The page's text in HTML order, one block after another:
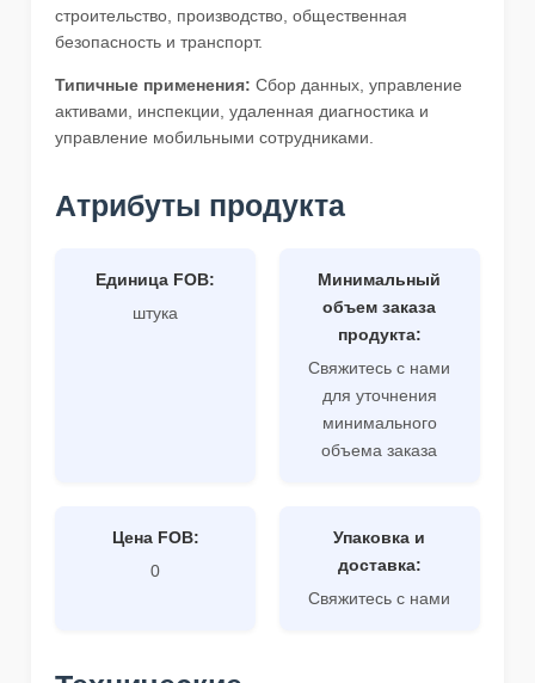
строительство, производство, общественная
безопасность и транспорт.
Типичные применения: Сбор данных, управление
активами, инспекции, удаленная диагностика и
управление мобильными сотрудниками.
Атрибуты продукта
Единица FOB:
штука
Минимальный
объем заказа
продукта:
Свяжитесь с нами
для уточнения
минимального
объема заказа
Цена FOB:
0
Упаковка и
доставка:
Свяжитесь с нами